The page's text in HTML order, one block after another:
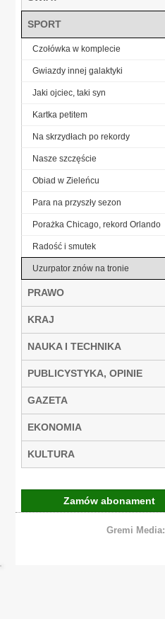
SPORT
Czołówka w komplecie
Gwiazdy innej galaktyki
Jaki ojciec, taki syn
Kartka petitem
Na skrzydłach po rekordy
Nasze szczęście
Obiad w Zieleńcu
Para na przyszły sezon
Porażka Chicago, rekord Orlando
Radość i smutek
Uzurpator znów na tronie
PRAWO
KRAJ
NAUKA I TECHNIKA
PUBLICYSTYKA, OPINIE
GAZETA
EKONOMIA
KULTURA
Zamów abonament
Gremi Media: